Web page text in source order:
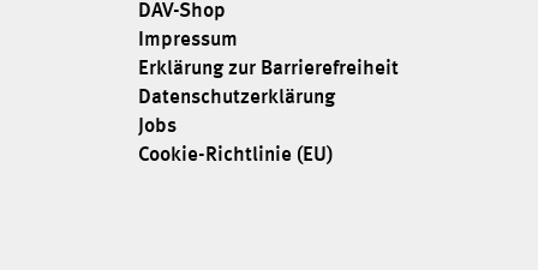
DAV-Shop
Impressum
Erklärung zur Barrierefreiheit
Datenschutzerklärung
Jobs
Cookie-Richtlinie (EU)